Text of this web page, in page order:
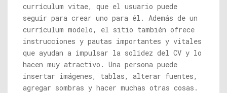
currículum vitae, que el usuario puede
seguir para crear uno para él. Además de un
currículum modelo, el sitio también ofrece
instrucciones y pautas importantes y vitales
que ayudan a impulsar la solidez del CV y ​​lo
hacen muy atractivo. Una persona puede
insertar imágenes, tablas, alterar fuentes,
agregar sombras y hacer muchas otras cosas.